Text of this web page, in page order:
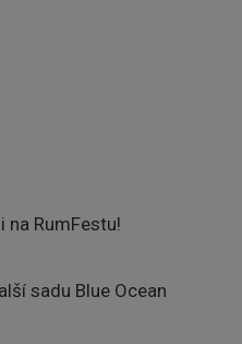
na RumFestu!
sadu Blue Ocean